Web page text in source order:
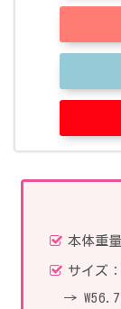
本体重
サイズ
→